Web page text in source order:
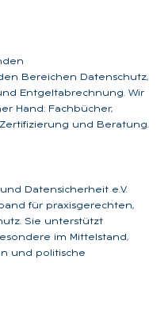
Bereichen Datenschutz,
Entgeltabrechnung. Wir
Hand: Fachbücher,
und Beratung.
Datensicherheit e.V.
für praxisgerechten,
Sie unterstützt
im Mittelstand,
und politische